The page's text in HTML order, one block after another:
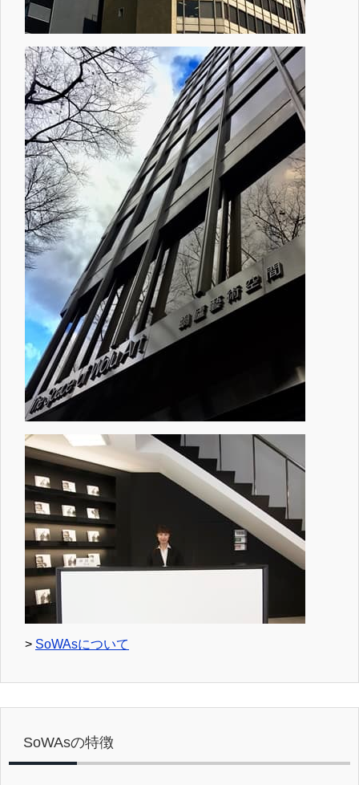
> SoWAsについて
SoWAsの特徴